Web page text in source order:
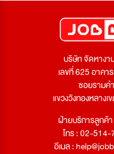
บริษัท จัดหางา
เลขที่ 625 อาคา
ซอยรามค
แขวงวังทองหลาง
ฝ่ายบริการลูกค้
โทร : 02-
อีเมล :